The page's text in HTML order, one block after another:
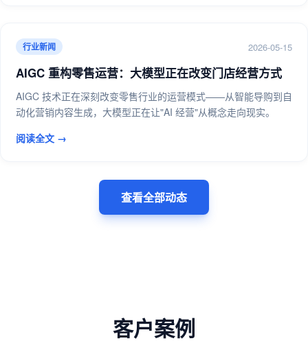
行业新闻 2026-05-15
AIGC 重构零售运营：大模型正在改变门店经营方式
AIGC 技术正在深刻改变零售行业的运营模式——从智能导购到自
动化营销内容生成，大模型正在让"AI 经营"从概念走向现实。
阅读全文 →
查看全部动态
客户案例